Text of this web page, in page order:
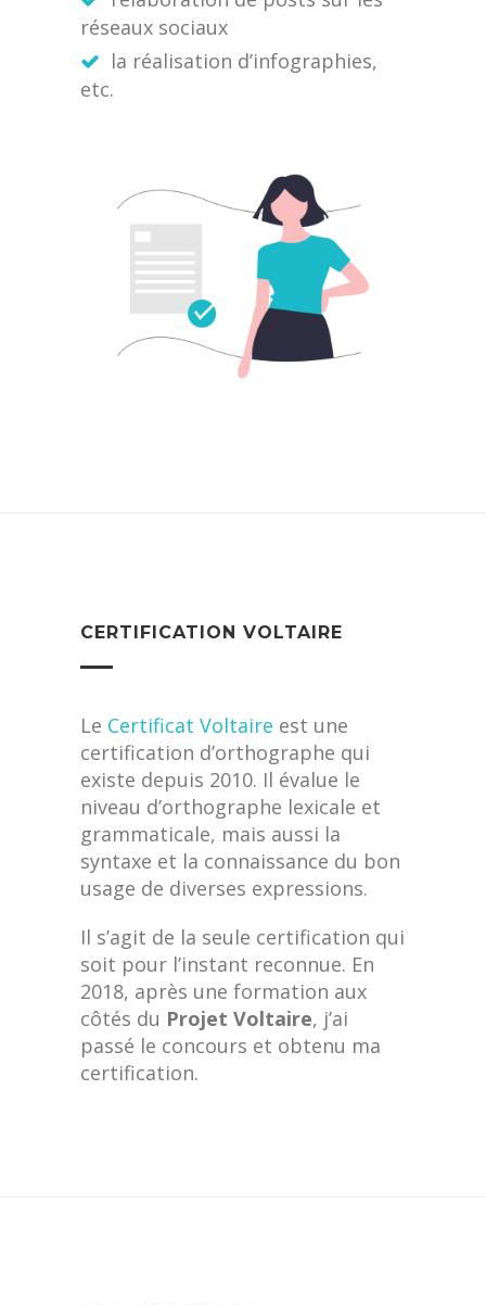
réseaux sociaux
la réalisation d’infographies,
etc.
CERTIFICATION VOLTAIRE
Le Certificat Voltaire est une
certification d’orthographe qui
existe depuis 2010. Il évalue le
niveau d’orthographe lexicale et
grammaticale, mais aussi la
syntaxe et la connaissance du bon
usage de diverses expressions.
Il s’agit de la seule certification qui
soit pour l’instant reconnue. En
2018, après une formation aux
côtés du Projet Voltaire, j’ai
passé le concours et obtenu ma
certification.